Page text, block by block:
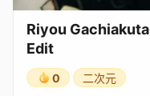
Riyou Gachiakuta
Edit
0 二次元